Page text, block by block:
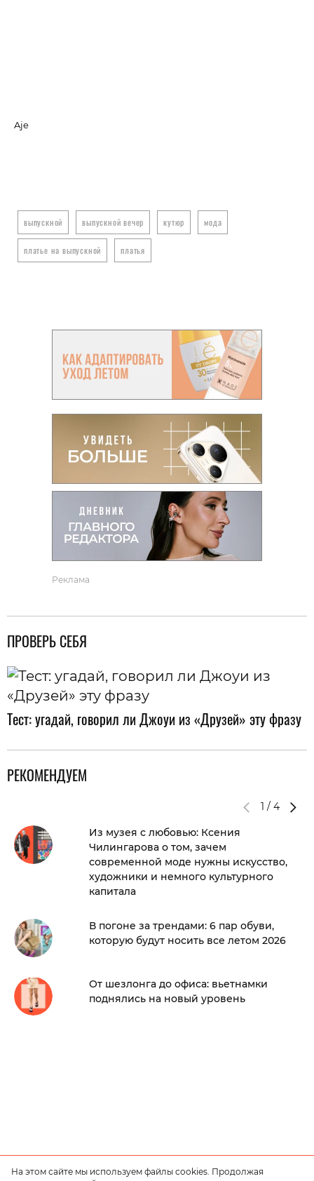
Aje
выпускной выпускной вечер кутюр мода
платье на выпускной платья
Реклама
ПРОВЕРЬ СЕБЯ
Тест: угадай, говорил ли Джоуи из «Друзей» эту фразу
РЕКОМЕНДУЕМ
1 / 4
Из музея с любовью: Ксения
Чилингарова о том, зачем
современной моде нужны искусство,
художники и немного культурного
капитала
В погоне за трендами: 6 пар обуви,
которую будут носить все летом 2026
От шезлонга до офиса: вьетнамки
поднялись на новый уровень
На этом сайте мы используем файлы cookies. Продолжая